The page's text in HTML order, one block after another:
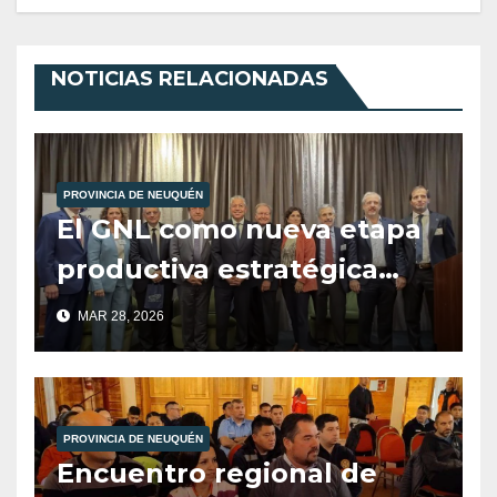
NOTICIAS RELACIONADAS
PROVINCIA DE NEUQUÉN
El GNL como nueva etapa
productiva estratégica
para Neuquén.
MAR 28, 2026
PROVINCIA DE NEUQUÉN
Encuentro regional de